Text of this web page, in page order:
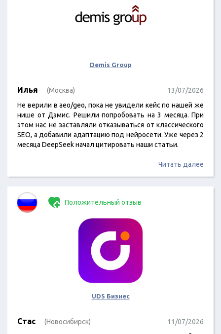
Demis Group
Илья (Москва)
13/07/2026
Не верили в aeo/geo, пока не увидели кейс по нашей же
нише от Дэмис. Решили попробовать на 3 месяца. При
этом нас не заставляли отказываться от классического
SEO, а добавили адаптацию под нейросети. Уже через 2
месяца DeepSeek начал цитировать наши статьи.
Читать далее
Положительный отзыв
UDS Бизнес
Стас (Новосибирск)
11/07/2026